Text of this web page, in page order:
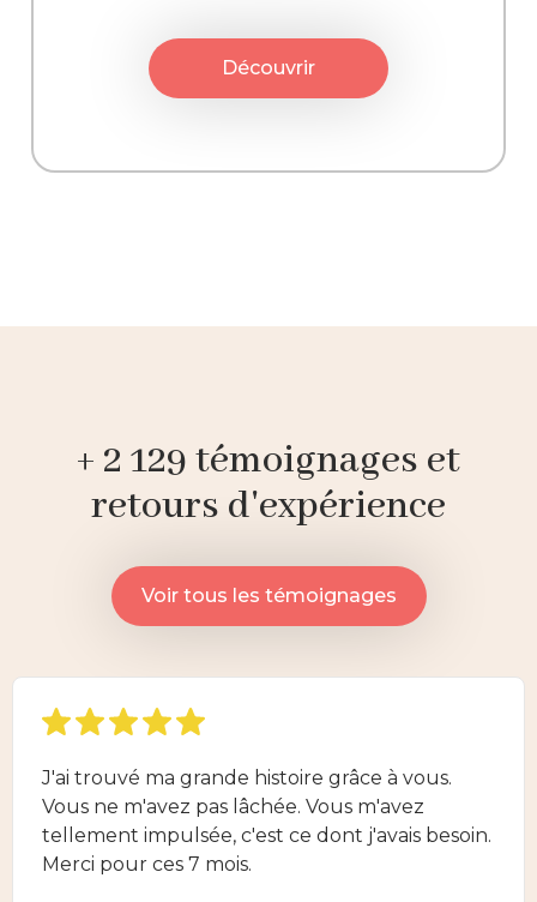
Découvrir
+ 2 129 témoignages et
retours d'expérience
Voir tous les témoignages
J'ai trouvé ma grande histoire grâce à vous.
Vous ne m'avez pas lâchée. Vous m'avez
tellement impulsée, c'est ce dont j'avais besoin.
Merci pour ces 7 mois.